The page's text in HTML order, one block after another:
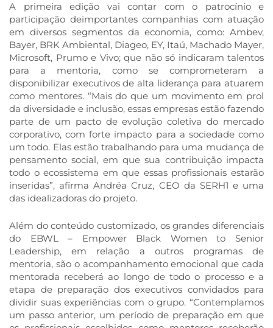
A primeira edição vai contar com o patrocínio e
participação deimportantes companhias com atuação
em diversos segmentos da economia, como: Ambev,
Bayer, BRK Ambiental, Diageo, EY, Itaú, Machado Mayer,
Microsoft, Prumo e Vivo; que não só indicaram talentos
para a mentoria, como se comprometeram a
disponibilizar executivos de alta liderança para atuarem
como mentores. “Mais do que um movimento em prol
da diversidade e inclusão, essas empresas estão fazendo
parte de um pacto de evolução coletiva do mercado
corporativo, com forte impacto para a sociedade como
um todo. Elas estão trabalhando para uma mudança de
pensamento social, em que sua contribuição impacta
todo o ecossistema em que essas profissionais estarão
inseridas”, afirma Andréa Cruz, CEO da SERH1 e uma
das idealizadoras do projeto.
Além do conteúdo customizado, os grandes diferenciais
do EBWL – Empower Black Women to Senior
Leadership, em relação a outros programas de
mentoria, são o acompanhamento emocional que cada
mentorada receberá ao longo de todo o processo e a
etapa de preparação dos executivos convidados para
dividir suas experiências com o grupo. “Contemplamos
um passo anterior, um período de preparação em que